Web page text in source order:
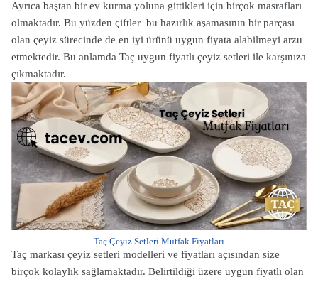
Ayrıca baştan bir ev kurma yoluna gittikleri için birçok masrafları
olmaktadır. Bu yüzden çiftler bu hazırlık aşamasının bir parçası
olan çeyiz sürecinde de en iyi ürünü uygun fiyata alabilmeyi arzu
etmektedir. Bu anlamda Taç uygun fiyatlı çeyiz setleri ile karşınıza
çıkmaktadır.
Taç Çeyiz Setleri Mutfak Fiyatları
Taç markası çeyiz setleri modelleri ve fiyatları açısından size
birçok kolaylık sağlamaktadır. Belirtildiği üzere uygun fiyatlı olan